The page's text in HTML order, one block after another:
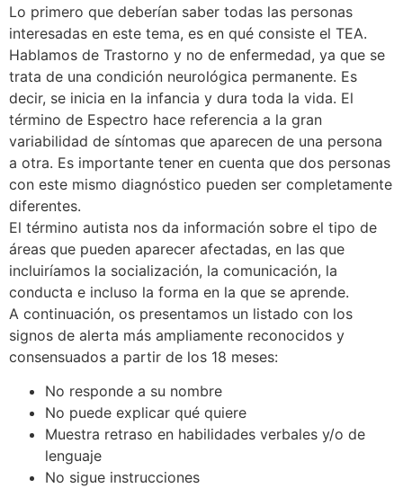
Lo primero que deberían saber todas las personas
interesadas en este tema, es en qué consiste el TEA.
Hablamos de Trastorno y no de enfermedad, ya que se
trata de una condición neurológica permanente. Es
decir, se inicia en la infancia y dura toda la vida. El
término de Espectro hace referencia a la gran
variabilidad de síntomas que aparecen de una persona
a otra. Es importante tener en cuenta que dos personas
con este mismo diagnóstico pueden ser completamente
diferentes.
El término autista nos da información sobre el tipo de
áreas que pueden aparecer afectadas, en las que
incluiríamos la socialización, la comunicación, la
conducta e incluso la forma en la que se aprende.
A continuación, os presentamos un listado con los
signos de alerta más ampliamente reconocidos y
consensuados a partir de los 18 meses:
No responde a su nombre
No puede explicar qué quiere
Muestra retraso en habilidades verbales y/o de
lenguaje
No sigue instrucciones